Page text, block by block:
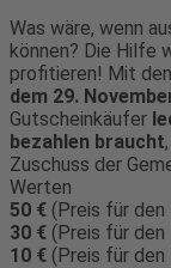
Was wäre, wenn
können? Die Hilfe
profitieren! Mit
dem 29.
Gutscheinkäufer
bezahlen braucht
Zuschuss der
Werten
50 € (Preis für den
30 € (Preis für den
10 € (Preis für den